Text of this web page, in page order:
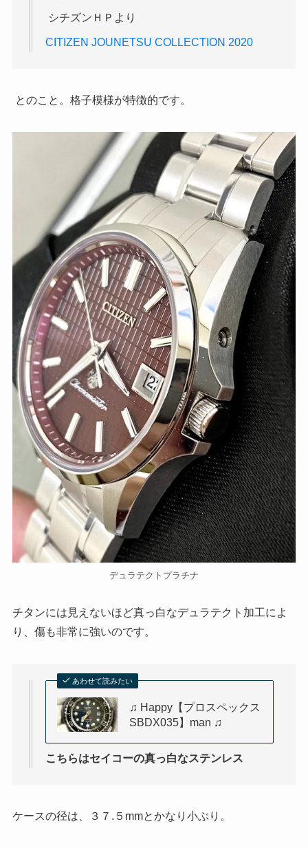
シチズンＨＰより
CITIZEN JOUNETSU COLLECTION 2020
とのこと。格子模様が特徴的です。
デュラテクトプラチナ
チタンには見えないほど真っ白なデュラテクト加工によ
り、傷も非常に強いのです。
あわせて読みたい
♫ Happy【プロスペックス
SBDX035】man ♫
こちらはセイコーの真っ白なステンレス
ケースの径は、３７.５mmとかなり小ぶり。